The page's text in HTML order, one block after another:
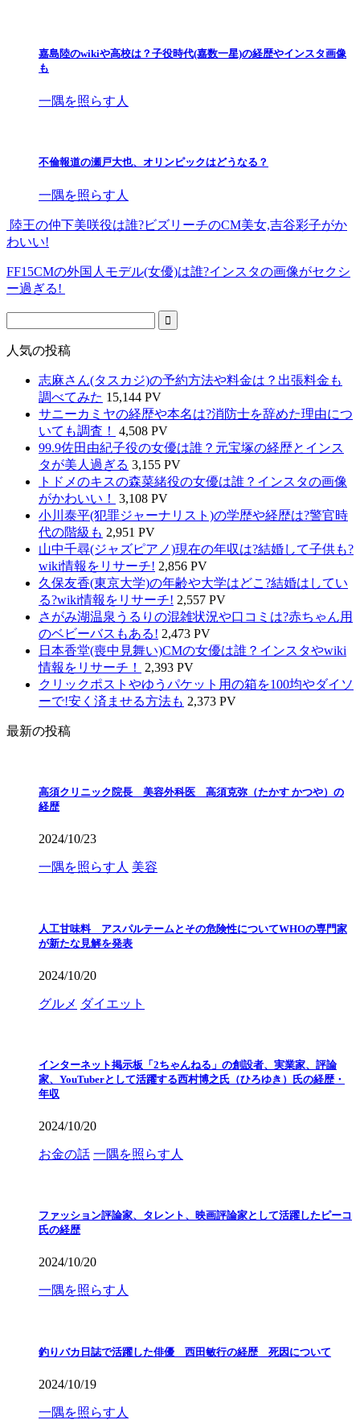
嘉島陸のwikiや高校は？子役時代(嘉数一星)の経歴やインスタ画像
も
一隅を照らす人
不倫報道の瀬戸大也、オリンピックはどうなる？
一隅を照らす人
陸王の仲下美咲役は誰?ビズリーチのCM美女,吉谷彩子がか
わいい!
FF15CMの外国人モデル(女優)は誰?インスタの画像がセクシ
ー過ぎる!
人気の投稿
志麻さん(タスカジ)の予約方法や料金は？出張料金も
調べてみた 15,144 PV
サニーカミヤの経歴や本名は?消防士を辞めた理由につ
いても調査！
4,508 PV
99.9佐田由紀子役の女優は誰？元宝塚の経歴とインス
タが美人過ぎる 3,155 PV
トドメのキスの森菜緒役の女優は誰？インスタの画像
がかわいい！
3,108 PV
小川泰平(犯罪ジャーナリスト)の学歴や経歴は?警官時
代の階級も 2,951 PV
山中千尋(ジャズピアノ)現在の年収は?結婚して子供も?
wiki情報をリサーチ! 2,856 PV
久保友香(東京大学)の年齢や大学はどこ?結婚はしてい
る?wiki情報をリサーチ! 2,557 PV
さがみ湖温泉うるりの混雑状況や口コミは?赤ちゃん用
のベビーバスもある! 2,473 PV
日本香堂(喪中見舞い)CMの女優は誰？インスタやwiki
情報をリサーチ！
2,393 PV
クリックポストやゆうパケット用の箱を100均やダイソ
ーで!安く済ませる方法も 2,373 PV
最新の投稿
高須クリニック院長 美容外科医 高須克弥（たかす かつや）の
経歴
2024/10/23
一隅を照らす人 美容
人工甘味料 アスパルテームとその危険性についてWHOの専門家
が新たな見解を発表
2024/10/20
グルメ ダイエット
インターネット掲示板「2ちゃんねる」の創設者、実業家、評論
家、YouTuberとして活躍する西村博之氏（ひろゆき）氏の経歴・
年収
2024/10/20
お金の話 一隅を照らす人
ファッション評論家、タレント、映画評論家として活躍したピーコ
氏の経歴
2024/10/20
一隅を照らす人
釣りバカ日誌で活躍した俳優 西田敏行の経歴 死因について
2024/10/19
一隅を照らす人